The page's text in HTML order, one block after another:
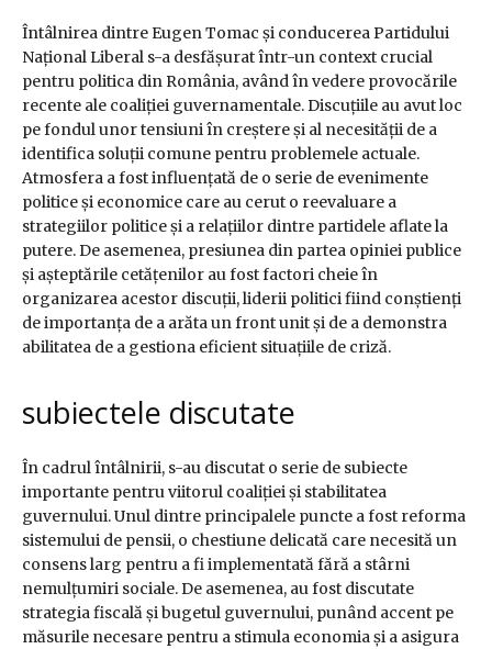
Întâlnirea dintre Eugen Tomac și conducerea Partidului
Național Liberal s-a desfășurat într-un context crucial
pentru politica din România, având în vedere provocările
recente ale coaliției guvernamentale. Discuțiile au avut loc
pe fondul unor tensiuni în creștere și al necesității de a
identifica soluții comune pentru problemele actuale.
Atmosfera a fost influențată de o serie de evenimente
politice și economice care au cerut o reevaluare a
strategiilor politice și a relațiilor dintre partidele aflate la
putere. De asemenea, presiunea din partea opiniei publice
și așteptările cetățenilor au fost factori cheie în
organizarea acestor discuții, liderii politici fiind conștienți
de importanța de a arăta un front unit și de a demonstra
abilitatea de a gestiona eficient situațiile de criză.
subiectele discutate
În cadrul întâlnirii, s-au discutat o serie de subiecte
importante pentru viitorul coaliției și stabilitatea
guvernului. Unul dintre principalele puncte a fost reforma
sistemului de pensii, o chestiune delicată care necesită un
consens larg pentru a fi implementată fără a stârni
nemulțumiri sociale. De asemenea, au fost discutate
strategia fiscală și bugetul guvernului, punând accent pe
măsurile necesare pentru a stimula economia și a asigura